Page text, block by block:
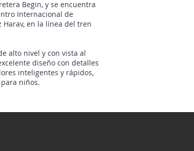
Begin, y se encuentra
Internacional de
Harav, en la línea del tren
alto nivel y con vista al
diseño con detalles
inteligentes y rápidos,
niños.